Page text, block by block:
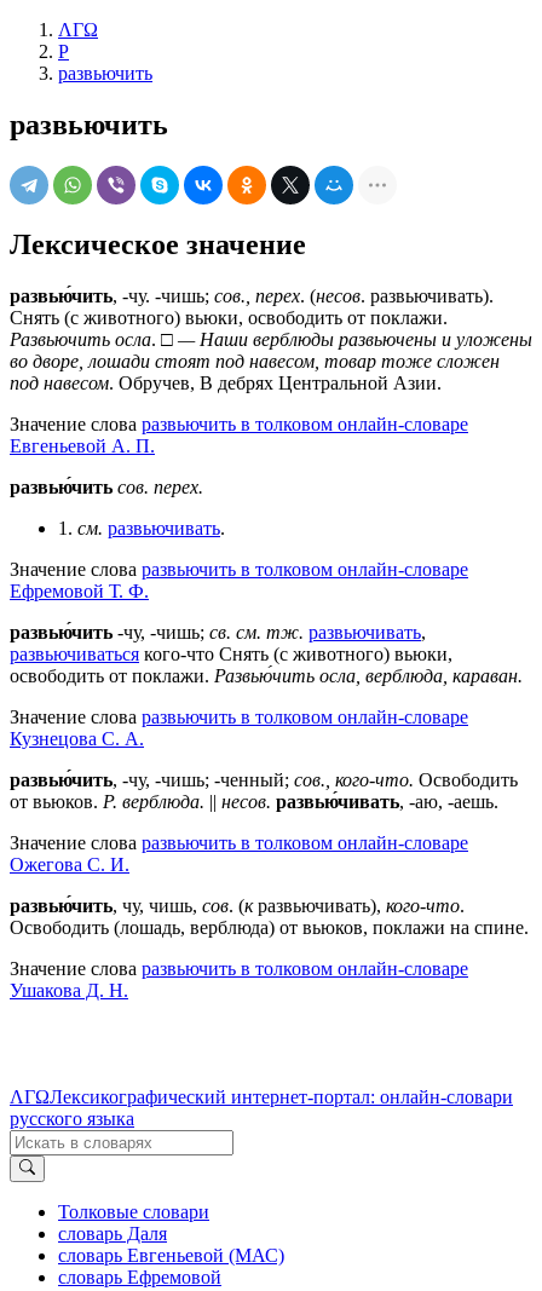
ΛΓΩ
Р
развьючить
развьючить
Лексическое значение
развью́чить, -чу. -чишь; сов., перех. (несов. развьючивать).
Снять (с животного) вьюки, освободить от поклажи.
Развьючить осла. □ — Наши верблюды развьючены и уложены
во дворе, лошади стоят под навесом, товар тоже сложен
под навесом. Обручев, В дебрях Центральной Азии.
Значение слова развьючить в толковом онлайн-словаре
Евгеньевой А. П.
развью́чить сов. перех.
1. см. развьючивать.
Значение слова развьючить в толковом онлайн-словаре
Ефремовой Т. Ф.
развью́чить -чу, -чишь; св. см. тж. развьючивать,
развьючиваться кого-что Снять (с животного) вьюки,
освободить от поклажи. Развью́чить осла, верблюда, караван.
Значение слова развьючить в толковом онлайн-словаре
Кузнецова С. А.
развью́чить, -чу, -чишь; -ченный; сов., кого-что. Освободить
от вьюков. Р. верблюда. || несов. развью́чивать, -аю, -аешь.
Значение слова развьючить в толковом онлайн-словаре
Ожегова C. И.
развью́чить, чу, чишь, сов. (кразвьючивать), кого-что.
Освободить (лошадь, верблюда) от вьюков, поклажи на спине.
Значение слова развьючить в толковом онлайн-словаре
Ушакова Д. Н.
ΛΓΩЛексикографический интернет-портал: онлайн-словари
русского языка
Толковые словари
словарь Даля
словарь Евгеньевой (МАС)
словарь Ефремовой